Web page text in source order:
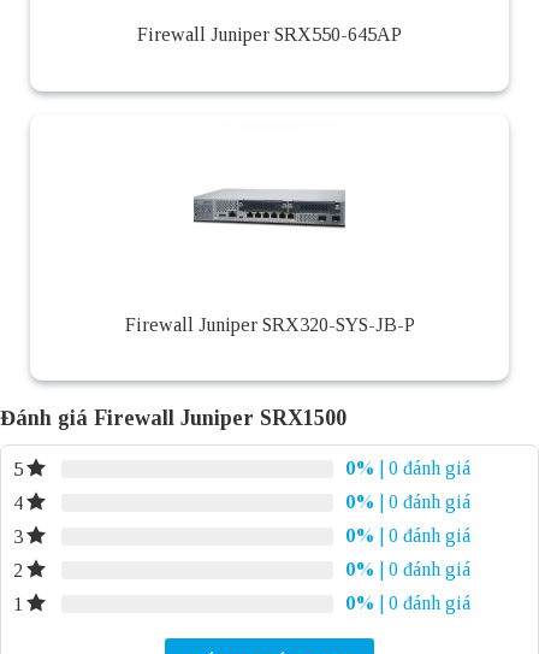
Firewall Juniper SRX550-645AP
Firewall Juniper SRX320-SYS-JB-P
Đánh giá Firewall Juniper SRX1500
5 0%
| 0 đánh giá
4
0%
| 0 đánh giá
3
0%
| 0 đánh giá
2
0%
| 0 đánh giá
1
0% | 0 đánh giá